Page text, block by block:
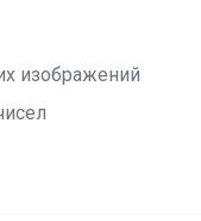
изображений